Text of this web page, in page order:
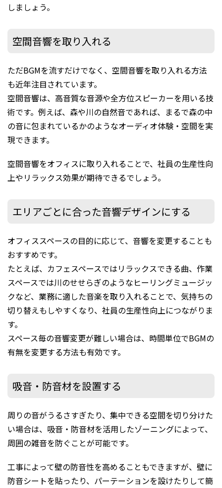
しましょう。
空間⾳響を取り入れる
ただBGMを流すだけでなく、空間音響を取り入れる方法
も近年注目されています。
空間音響は、高音質な音源や全方位スピーカーを用いる技
術です。例えば、森や川の自然音であれば、まるで森の中
の音に包まれているかのようなオーディオ体験・空間を実
現できます。
空間音響をオフィスに取り入れることで、社員の生産性向
上やリラックス効果が期待できるでしょう。
エリアごとに合った音響デザインにする
オフィススペースの目的に応じて、音響を変更することも
おすすめです。
たとえば、カフェスペースではリラックスできる曲、作業
スペースでは川のせせらぎのようなヒーリングミュージッ
クなど、業務に適した音楽を取り入れることで、気持ちの
切り替えもしやすくなり、社員の生産性向上につながりま
す。
スペース毎の音響変更が難しい場合は、時間単位でBGMの
有無を変更する方法も有効です。
吸⾳・防⾳材を設置する
周りの音がうるさすぎたり、集中できる空間を切り分けた
い場合は、吸音・防音材を活用したゾーニングによって、
周囲の雑音を防ぐことが可能です。
工事によって壁の防音性を高めることもできますが、壁に
防音シートを貼ったり、パーテーションを設けたりして簡